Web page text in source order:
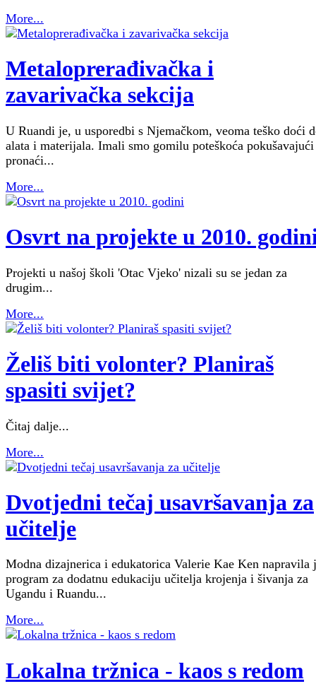
More...
Metaloprerađivačka i
zavarivačka sekcija
U Ruandi je, u usporedbi s Njemačkom, veoma teško doći
alata i materijala. Imali smo gomilu poteškoća pokušavajući
pronaći...
More...
Osvrt na projekte u 2010.
Projekti u našoj školi 'Otac Vjeko' nizali su se jedan za
drugim...
More...
Želiš biti volonter? Planiraš
spasiti svijet?
Čitaj dalje...
More...
Dvotjedni tečaj usavršavanja za
učitelje
Modna dizajnerica i edukatorica Valerie Kae Ken napravila
program za dodatnu edukaciju učitelja krojenja i šivanja za
Ugandu i Ruandu...
More...
Lokalna tržnica - kaos s redom